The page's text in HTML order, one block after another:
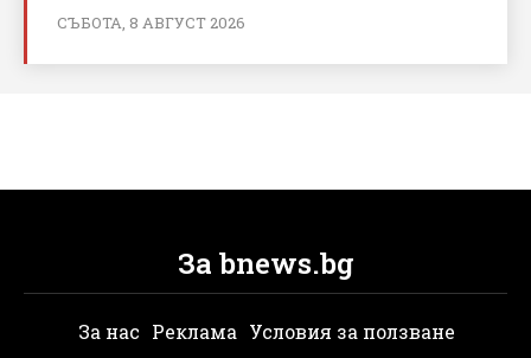
СЪБОТА, 8 АВГУСТ 2026
За bnews.bg
За нас Реклама Условия за ползване